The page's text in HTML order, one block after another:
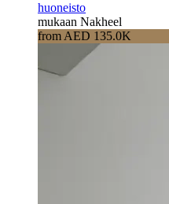
huoneisto
mukaan Nakheel
from AED 135.0K